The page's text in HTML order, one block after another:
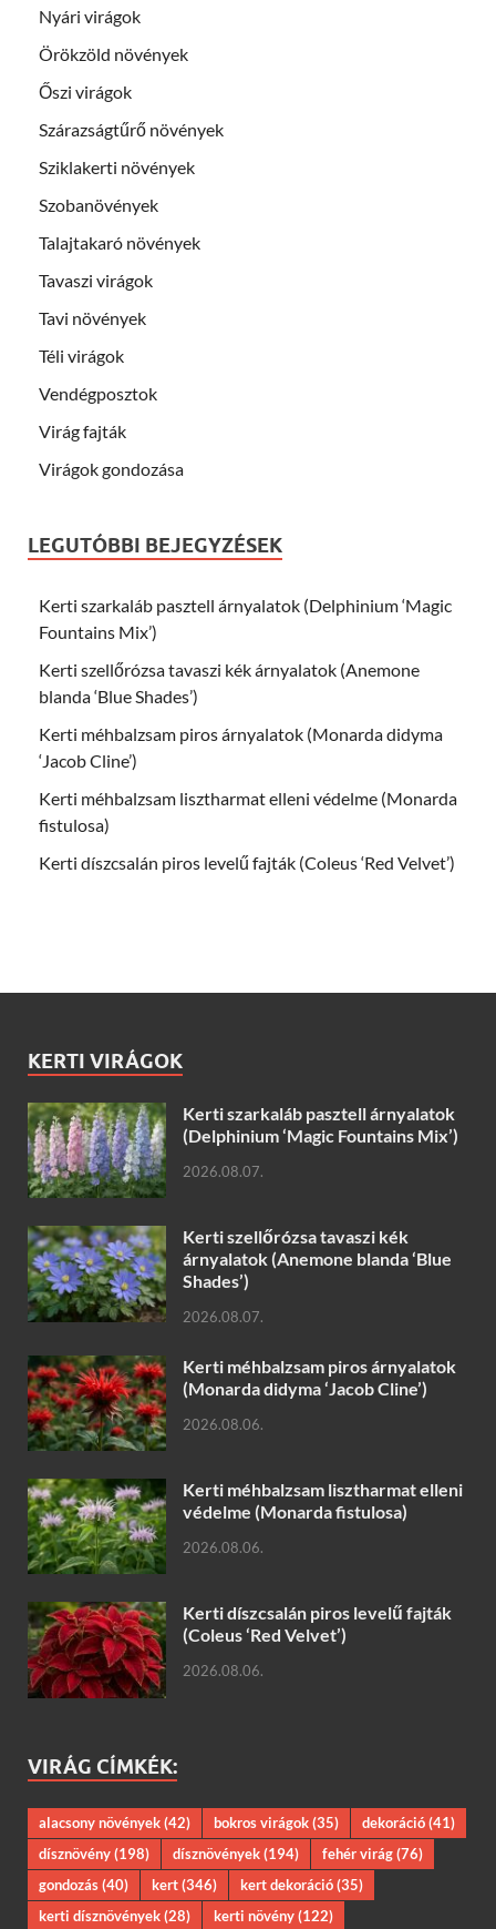
Nyári virágok
Örökzöld növények
Őszi virágok
Szárazságtűrő növények
Sziklakerti növények
Szobanövények
Talajtakaró növények
Tavaszi virágok
Tavi növények
Téli virágok
Vendégposztok
Virág fajták
Virágok gondozása
LEGUTÓBBI BEJEGYZÉSEK
Kerti szarkaláb pasztell árnyalatok (Delphinium ‘Magic
Fountains Mix’)
Kerti szellőrózsa tavaszi kék árnyalatok (Anemone
blanda ‘Blue Shades’)
Kerti méhbalzsam piros árnyalatok (Monarda didyma
‘Jacob Cline’)
Kerti méhbalzsam lisztharmat elleni védelme (Monarda
fistulosa)
Kerti díszcsalán piros levelű fajták (Coleus ‘Red Velvet’)
KERTI VIRÁGOK
Kerti szarkaláb pasztell árnyalatok
(Delphinium ‘Magic Fountains Mix’)
2026.08.07.
Kerti szellőrózsa tavaszi kék
árnyalatok (Anemone blanda ‘Blue
Shades’)
2026.08.07.
Kerti méhbalzsam piros árnyalatok
(Monarda didyma ‘Jacob Cline’)
2026.08.06.
Kerti méhbalzsam lisztharmat elleni
védelme (Monarda fistulosa)
2026.08.06.
Kerti díszcsalán piros levelű fajták
(Coleus ‘Red Velvet’)
2026.08.06.
VIRÁG CÍMKÉK:
alacsony növények(42) bokros virágok(35) dekoráció(41)
dísznövény(198) dísznövények(194) fehér virág(76)
gondozás(40) kert(346) kert dekoráció(35)
kerti dísznövények(28) kerti növény(122)